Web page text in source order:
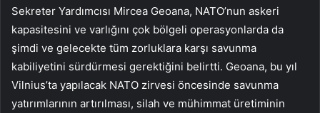
Sekreter Yardımcısı Mircea Geoana, NATO’nun askeri
kapasitesini ve varlığını çok bölgeli operasyonlarda da
şimdi ve gelecekte tüm zorluklara karşı savunma
kabiliyetini sürdürmesi gerektiğini belirtti. Geoana, bu yıl
Vilnius’ta yapılacak NATO zirvesi öncesinde savunma
yatırımlarının artırılması, silah ve mühimmat üretiminin